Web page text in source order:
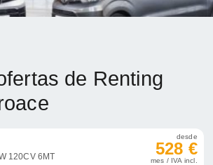
de Renting
120CV 6MT
desde
528 €
mes / IVA incl.